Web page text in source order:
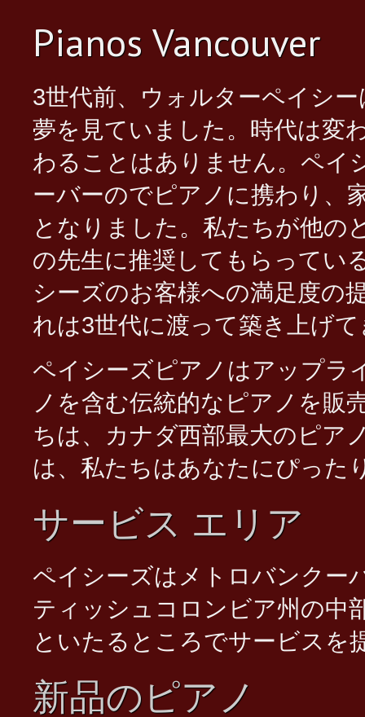
Used Yamaha Vancouver
Pianos Vancouver
3世代前、ウォルターペイシ
夢を見ていました。時代は変
わることはありません。ペイ
ーバーのでピアノに携わり、
となりました。私たちが他の
の先生に推奨してもらってい
シーズのお客様への満足度の
れは3世代に渡って築き上げ
ペイシーズピアノはアップラ
ノを含む伝統的なピアノを販
ちは、カナダ西部最大のピア
は、私たちはあなたにぴった
サービス エリア
ペイシーズはメトロバンクー
ティッシュコロンビア州の中
といたるところでサービスを
新品のピアノ